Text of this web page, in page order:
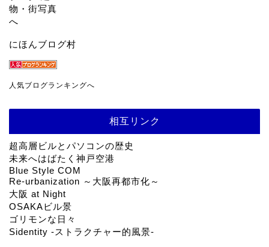
にほんブログ村
人気ブログランキングへ
相互リンク
超高層ビルとパソコンの歴史
未来へはばたく神戸空港
Blue Style COM
Re-urbanization ～大阪再都市化～
大阪 at Night
OSAKAビル景
ゴリモンな日々
Sidentity -ストラクチャー的風景-